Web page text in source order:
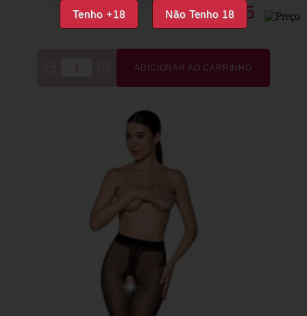
Tenho +18 Não Tenho 18
€10, 65
ADICIONAR AO CARRINHO